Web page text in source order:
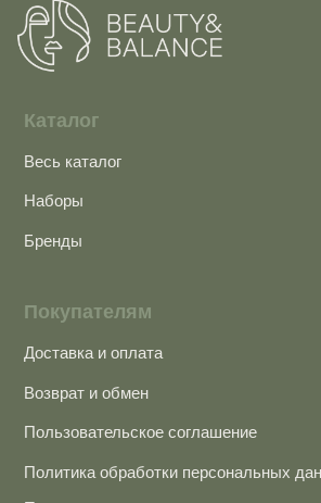
BEAUTY & BALANCE
ИНН: 575402811422
ОГРНИП: 323508100682965
Расчётный счёт: 40802810040000443579
Наименование: ПАО Сбербанк